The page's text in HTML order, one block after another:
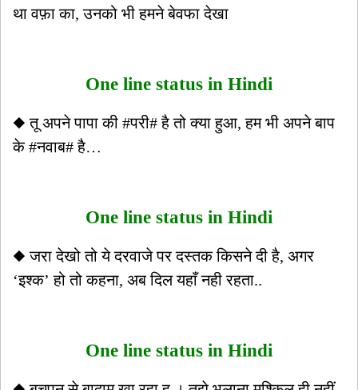
था वफ़ा का, उनको भी हमने बेवफा देखा
One line status in Hindi
◆ तू अपने पापा की #परी# है तो क्या हुआ, हम भी अपने बाप
के #नवाब# है…
One line status in Hindi
◆ जरा देखो तो ये दरवाजे पर दस्तक किसने दी है, अगर
‘इश्क’ हो तो कहना, अब दिल यहाँ नही रहता..
One line status in Hindi